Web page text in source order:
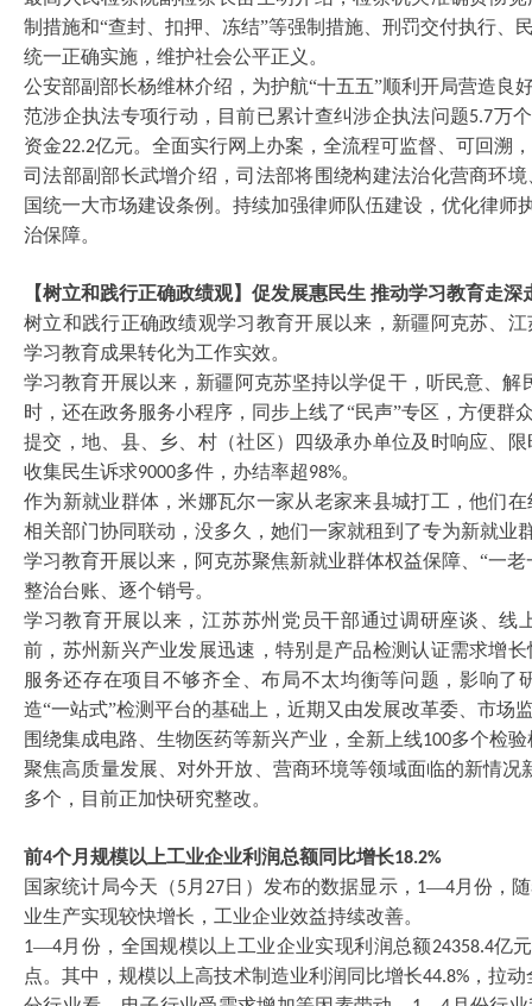
制措施和“查封、扣押、冻结”等强制措施、刑罚交付执行、
统一正确实施，维护社会公平正义。
公安部副部长杨维林介绍，为护航“十五五”顺利开局营造良
范涉企执法专项行动，目前已累计查纠涉企执法问题5.7万
资金22.2亿元。全面实行网上办案，全流程可监督、可回溯
司法部副部长武增介绍，司法部将围绕构建法治化营商环
国统一大市场建设条例。持续加强律师队伍建设，优化律师
治保障。
【树立和践行正确政绩观】促发展惠民生 推动学习教育走深
树立和践行正确政绩观学习教育开展以来，新疆阿克苏、
学习教育成果转化为工作实效。
学习教育开展以来，新疆阿克苏坚持以学促干，听民意、解
时，还在政务服务小程序，同步上线了“民声”专区，方便群
提交，地、县、乡、村（社区）四级承办单位及时响应、
收集民生诉求9000多件，办结率超98%。
作为新就业群体，米娜瓦尔一家从老家来县城打工，他们
相关部门协同联动，没多久，她们一家就租到了专为新就业
学习教育开展以来，阿克苏聚焦新就业群体权益保障、 “一老
整治台账、逐个销号。
学习教育开展以来，江苏苏州党员干部通过调研座谈、线
前，苏州新兴产业发展迅速，特别是产品检测认证需求增
服务还存在项目不够齐全、布局不太均衡等问题，影响
造“一站式”检测平台的基础上，近期又由发展改革委、市场
围绕集成电路、生物医药等新兴产业，全新上线100多个检
聚焦高质量发展、对外开放、营商环境等领域面临的新情
多个，目前正加快研究整改。
前4个月规模以上工业企业利润总额同比增长18.2%
国家统计局今天（5月 27日）发布的数据显示， 1—4月份，
业生产实现较快增长，工业企业效益持续改善。
1—4月份，全国规模以上工业企业实现利润总额24358.4亿
点。其中，规模以上高技术制造业利润同比增长44.8% ，拉